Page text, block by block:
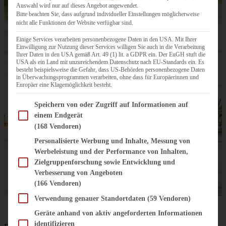
Das Rezept findet Ihr
hier.
Auswahl wird nur auf dieses Angebot angewendet.
Bitte beachten Sie, dass aufgrund individueller Einstellungen möglicherweise
nicht alle Funktionen der Website verfügbar sind.
Einige Services verarbeiten personenbezogene Daten in den USA. Mit Ihrer
Einwilligung zur Nutzung dieser Services willigen Sie auch in die Verarbeitung
Ihrer Daten in den USA gemäß Art. 49 (1) lit. a GDPR ein. Der EuGH stuft die
USA als ein Land mit unzureichendem Datenschutz nach EU-Standards ein. Es
besteht beispielsweise die Gefahr, dass US-Behörden personenbezogene Daten
in Überwachungsprogrammen verarbeiten, ohne dass für Europäerinnen und
Europäer eine Klagemöglichkeit besteht.
Im Folgenden finden Sie eine Liste der Zwecke des IAB Transparency and Consent
Speichern von oder Zugriff auf Informationen auf
einem Endgerät
(168 Vendoren)
Personalisierte Werbung und Inhalte, Messung von
Werbeleistung und der Performance von Inhalten,
Zielgruppenforschung sowie Entwicklung und
Verbesserung von Angeboten
(166 Vendoren)
Verwendung genauer Standortdaten (59 Vendoren)
Geräte anhand von aktiv angeforderten Informationen
identifizieren